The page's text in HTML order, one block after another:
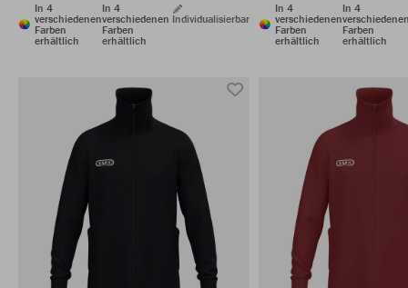
In 4
verschiedenen
Farben
erhältlich
In 4
verschiedenen
Farben
erhältlich
Individualisierbar
In 4
verschiedenen
Farben
erhältlich
In 4
Farben
erhältlich